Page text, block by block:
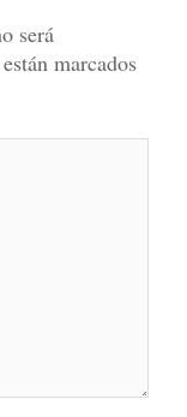
será
marcados